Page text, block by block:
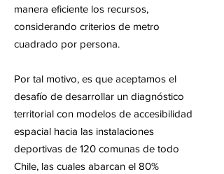
manera eficiente los recursos,
considerando criterios de metro
cuadrado por persona.
Por tal motivo, es que aceptamos el
desafío de desarrollar un diagnóstico
territorial con modelos de accesibilidad
espacial hacia las instalaciones
deportivas de 120 comunas de todo
Chile, las cuales abarcan el 80%